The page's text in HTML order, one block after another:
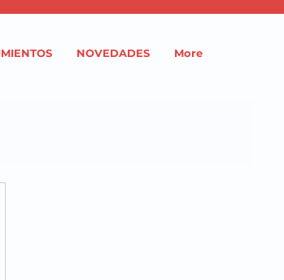
NOVEDADES More